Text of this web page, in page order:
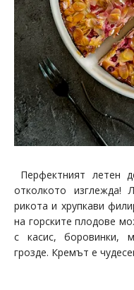
Перфектният летен
отколкото
рикота и хрупкави
на горските плодове
с касис, боровинки,
грозде. Кремът е